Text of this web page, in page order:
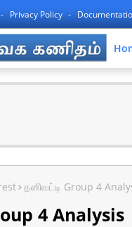
Privacy Policy
தனிவட்டி Group 4
4 Analysis